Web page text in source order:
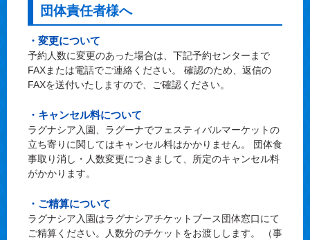
団体責任者様へ
・変更について
予約人数に変更のあった場合は、下記予約センターまで
FAXまたは電話でご連絡ください。 確認のため、返信の
FAXを送付いたしますので、ご確認ください。
・キャンセル料について
ラグナシア入園、ラグーナでフェスティバルマーケットの
立ち寄りに関してはキャンセル料はかかりません。 団体食
事取り消し・人数変更につきまして、所定のキャンセル料
がかかります。
・ご精算について
ラグナシア入園はラグナシアチケットブース団体窓口にて
ご精算ください。人数分のチケットをお渡しします。 （事